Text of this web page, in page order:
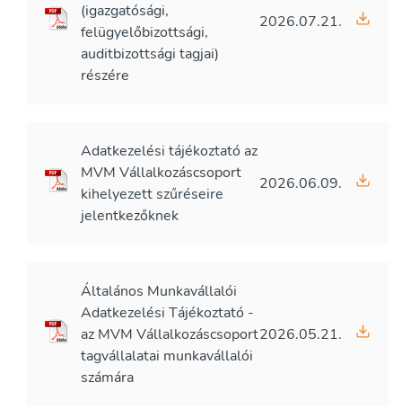
(igazgatósági,
felügyelőbizottsági,
auditbizottsági tagjai)
részére
2026.07.21.
Adatkezelési tájékoztató az
MVM Vállalkozáscsoport
kihelyezett szűréseire
jelentkezőknek
2026.06.09.
Általános Munkavállalói
Adatkezelési Tájékoztató -
az MVM Vállalkozáscsoport
tagvállalatai munkavállalói
számára
2026.05.21.